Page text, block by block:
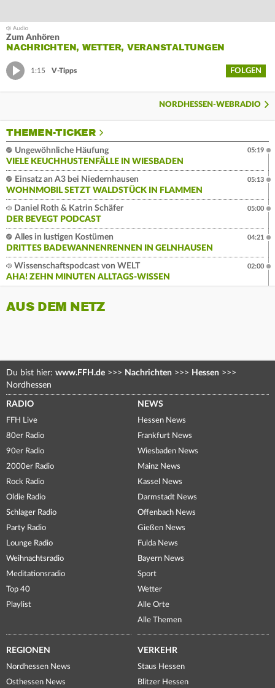
Zum Anhören
NACHRICHTEN, WETTER, VERANSTALTUNGEN
1:15 V-Tipps FOLGEN
NORDHESSEN-WEBRADIO
THEMEN-TICKER
Ungewöhnliche Häufung
VIELE KEUCHHUSTENFÄLLE IN WIESBADEN
05:19
Einsatz an A3 bei Niedernhausen
WOHNMOBIL SETZT WALDSTÜCK IN FLAMMEN
05:13
Daniel Roth & Katrin Schäfer
DER BEVEGT PODCAST
05:00
Alles in lustigen Kostümen
DRITTES BADEWANNENRENNEN IN GELNHAUSEN
04:21
Wissenschaftspodcast von WELT
AHA! ZEHN MINUTEN ALLTAGS-WISSEN
02:00
AUS DEM NETZ
Du bist hier: www.FFH.de >>> Nachrichten >>> Hessen >>>
Nordhessen
RADIO
FFH Live
80er Radio
90er Radio
2000er Radio
Rock Radio
Oldie Radio
Schlager Radio
Party Radio
Lounge Radio
Weihnachtsradio
Meditationsradio
Top 40
Playlist
NEWS
Hessen News
Frankfurt News
Wiesbaden News
Mainz News
Kassel News
Darmstadt News
Offenbach News
Gießen News
Fulda News
Bayern News
Sport
Wetter
Alle Orte
Alle Themen
REGIONEN
Nordhessen News
Osthessen News
VERKEHR
Staus Hessen
Blitzer Hessen